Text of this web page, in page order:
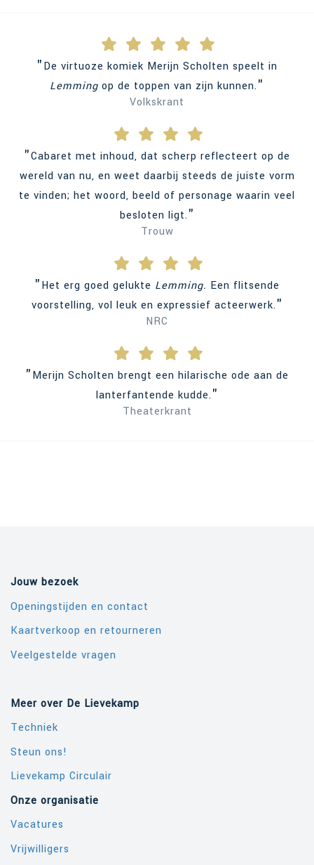
"De virtuoze komiek Merijn Scholten speelt in
Lemming op de toppen van zijn kunnen."
Volkskrant
"Cabaret met inhoud, dat scherp reflecteert op de
wereld van nu, en weet daarbij steeds de juiste vorm
te vinden; het woord, beeld of personage waarin veel
besloten ligt."
Trouw
"Het erg goed gelukte Lemming. Een flitsende
voorstelling, vol leuk en expressief acteerwerk."
NRC
"Merijn Scholten brengt een hilarische ode aan de
lanterfantende kudde."
Theaterkrant
Jouw bezoek
Openingstijden en contact
Kaartverkoop en retourneren
Veelgestelde vragen
Meer over De Lievekamp
Techniek
Steun ons!
Lievekamp Circulair
Onze organisatie
Vacatures
Vrijwilligers